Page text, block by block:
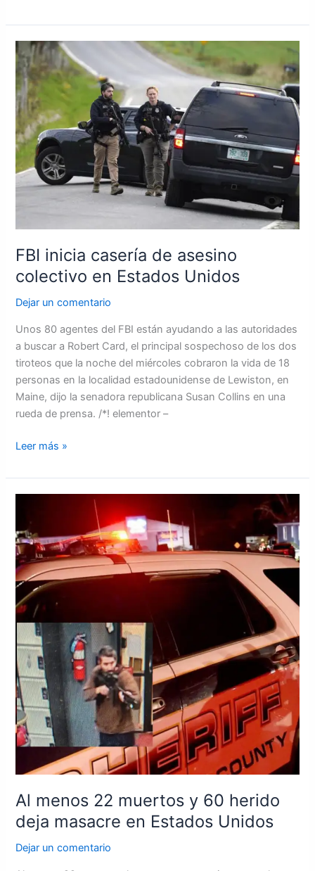
FBI inicia casería de asesino
colectivo en Estados Unidos
Dejar un comentario
Unos 80 agentes del FBI están ayudando a las autoridades
a buscar a Robert Card, el principal sospechoso de los dos
tiroteos que la noche del miércoles cobraron la vida de 18
personas en la localidad estadounidense de Lewiston, en
Maine, dijo la senadora republicana Susan Collins en una
rueda de prensa. /*! elementor –
FBI
inicia
casería
de
asesino
colectivo
en
Estados
Unidos
Leer más »
Al menos 22 muertos y 60 herido
deja masacre en Estados Unidos
Dejar un comentario
menos
22
muertos
y
60
herido
deja
masacre
en
Estados
Unidos